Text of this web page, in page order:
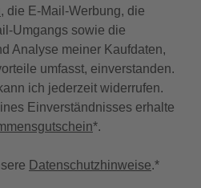
, die E-Mail-Werbung, die
Umgangs sowie die
Analyse meiner Kaufdaten,
umfasst, einverstanden.
ich jederzeit widerrufen.
Einverständnisses erhalte
*.
Datenschutzhinweise.